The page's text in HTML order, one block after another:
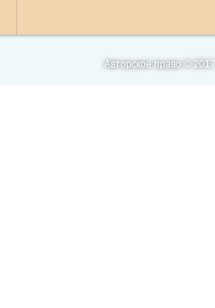
Авторское право ©